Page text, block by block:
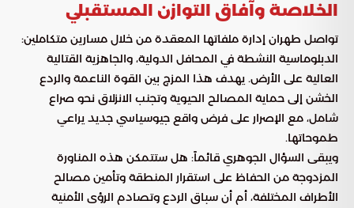
الخلاصة وآفاق التوازن المستقبلي
تواصل طهران إدارة ملفاتها المعقدة من خلال مسارين متكاملين:
الدبلوماسية النشطة في المحافل الدولية، والجاهزية القتالية
العالية على الأرض. يهدف هذا المزج بين القوة الناعمة والردع
الخشن إلى حماية المصالح الحيوية وتجنب الانزلاق نحو صراع
شامل، مع الإصرار على فرض واقع جيوسياسي جديد يراعي
طموحاتها.
ويبقى السؤال الجوهري قائماً: هل ستتمكن هذه المناورة
المزدوجة من الحفاظ على استقرار المنطقة وتأمين مصالح
الأطراف المختلفة، أم أن سباق الردع وتصادم الرؤى الأمنية